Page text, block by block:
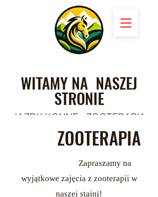
WITAMY NA NASZEJ
STRONIE
JAZDY KONNE ; ZOOTERAPIA
ZOOTERAPIA
Zapraszamy na
wyjątkowe zajęcia z zooterapii w
naszej stajni!